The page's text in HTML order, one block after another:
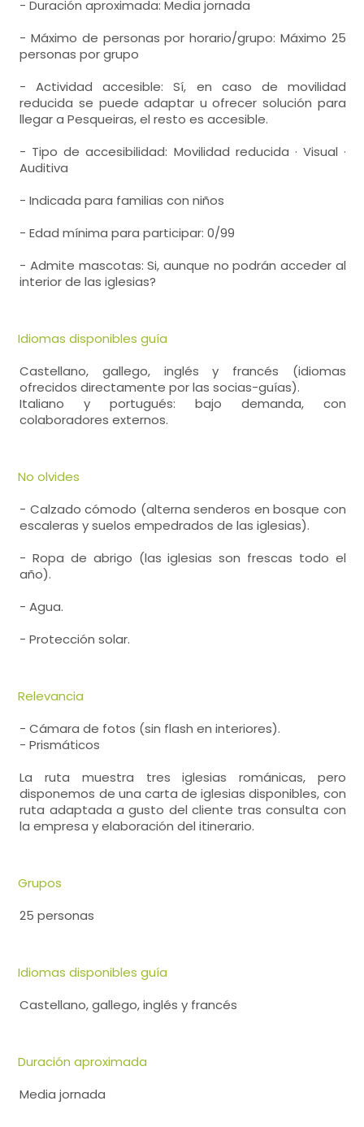
- Duración aproximada: Media jornada
- Máximo de personas por horario/grupo: Máximo 25
personas por grupo
- Actividad accesible: Sí, en caso de movilidad
reducida se puede adaptar u ofrecer solución para
llegar a Pesqueiras, el resto es accesible.
- Tipo de accesibilidad: Movilidad reducida · Visual ·
Auditiva
- Indicada para familias con niños
- Edad mínima para participar: 0/99
- Admite mascotas: Si, aunque no podrán acceder al
interior de las iglesias?
Idiomas disponibles guía
Castellano, gallego, inglés y francés (idiomas
ofrecidos directamente por las socias-guías).
Italiano y portugués: bajo demanda, con
colaboradores externos.
No olvides
- Calzado cómodo (alterna senderos en bosque con
escaleras y suelos empedrados de las iglesias).
- Ropa de abrigo (las iglesias son frescas todo el
año).
- Agua.
- Protección solar.
Relevancia
- Cámara de fotos (sin flash en interiores).
- Prismáticos
La ruta muestra tres iglesias románicas, pero
disponemos de una carta de iglesias disponibles, con
ruta adaptada a gusto del cliente tras consulta con
la empresa y elaboración del itinerario.
Grupos
25 personas
Idiomas disponibles guía
Castellano, gallego, inglés y francés
Duración aproximada
Media jornada